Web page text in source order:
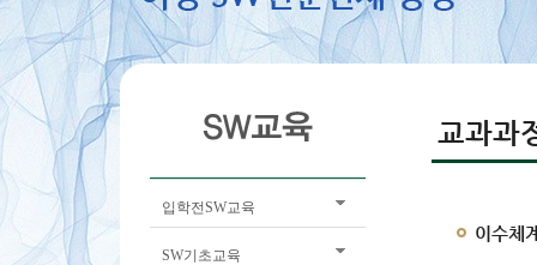
입학전SW교육
SW기초교육
이수체
교과과